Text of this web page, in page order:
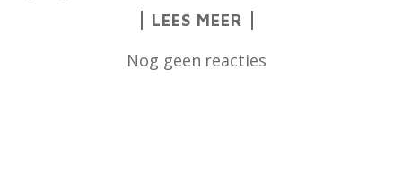
LEES MEER
Nog geen reacties